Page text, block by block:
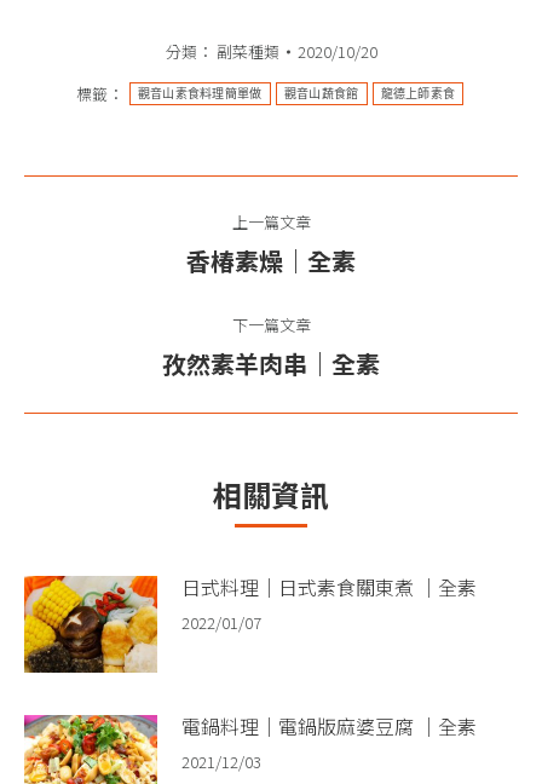
分類： 副菜種類
2020/10/20
標籤：
觀音山素食料理簡單做 觀音山蔬食館 龍德上師素食
上一篇文章
上
篇
文
香椿素燥｜全素
下一篇文章
下
章：
孜然素羊肉串｜全素
相關資訊
日式料理｜日式素食關東煮 ｜全素
2022/01/07
電鍋料理｜電鍋版麻婆豆腐 ｜全素
2021/12/03